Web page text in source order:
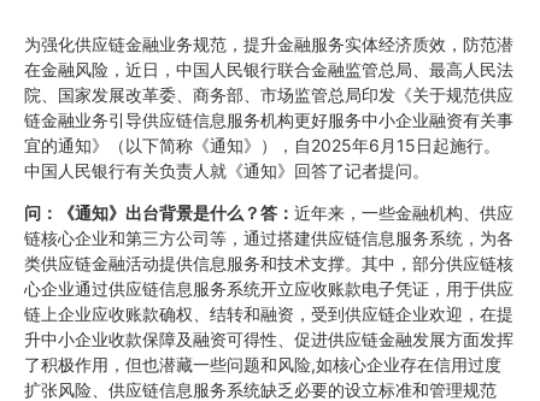
为强化供应链金融业务规范，提升金融服务实体经济质效，防范潜
在金融风险，近日，中国人民银行联合金融监管总局、最高人民法
院、国家发展改革委、商务部、市场监管总局印发《关于规范供应
链金融业务引导供应链信息服务机构更好服务中小企业融资有关事
宜的通知》（以下简称《通知》），自2025年6月15日起施行。
中国人民银行有关负责人就《通知》回答了记者提问。
问：《通知》出台背景是什么 ？答： 近年来，一些金融机构、供应
链核心企业和第三方公司等，通过搭建供应链信息服务系统，为各
类供应链金融活动提供信息服务和技术支撑。其中，部分供应链核
心企业通过供应链信息服务系统开立应收账款电子凭证，用于供应
链上企业应收账款确权、结转和融资，受到供应链企业欢迎，在提
升中小企业收款保障及融资可得性、促进供应链金融发展方面发挥
了积极作用，但也潜藏一些问题和风险,如核心企业存在信用过度
扩张风险、供应链信息服务系统缺乏必要的设立标准和管理规范